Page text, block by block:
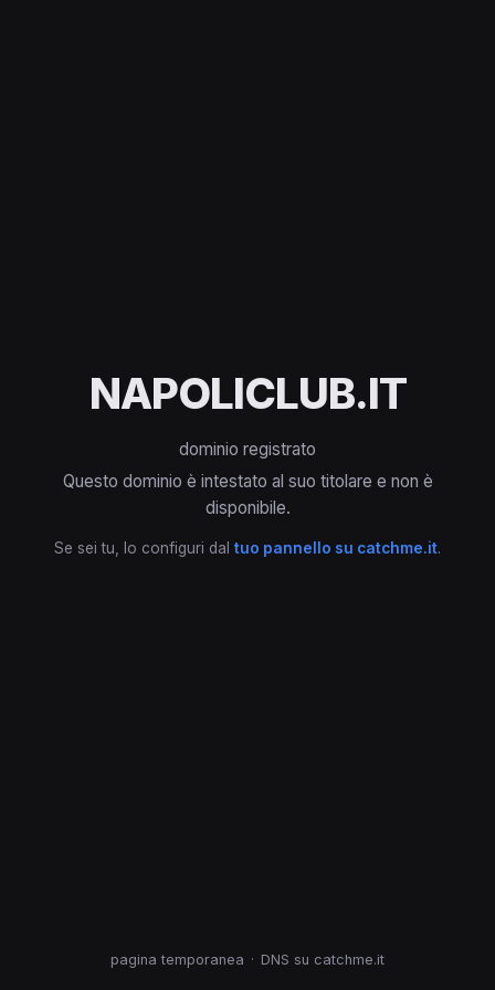
NAPOLICLUB.IT
dominio registrato
Questo dominio è intestato al suo titolare e non è
disponibile.
Se sei tu, lo configuri dal tuo pannello su catchme.it.
pagina temporanea · DNS su catchme.it